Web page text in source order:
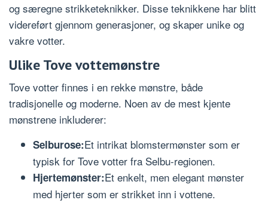
og særegne strikketeknikker. Disse teknikkene har blitt
videreført gjennom generasjoner, og skaper unike og
vakre votter.
Ulike Tove vottemønstre
Tove votter finnes i en rekke mønstre, både
tradisjonelle og moderne. Noen av de mest kjente
mønstrene inkluderer:
Selburose:Et intrikat blomstermønster som er
typisk for Tove votter fra Selbu-regionen.
Hjertemønster:Et enkelt, men elegant mønster
med hjerter som er strikket inn i vottene.